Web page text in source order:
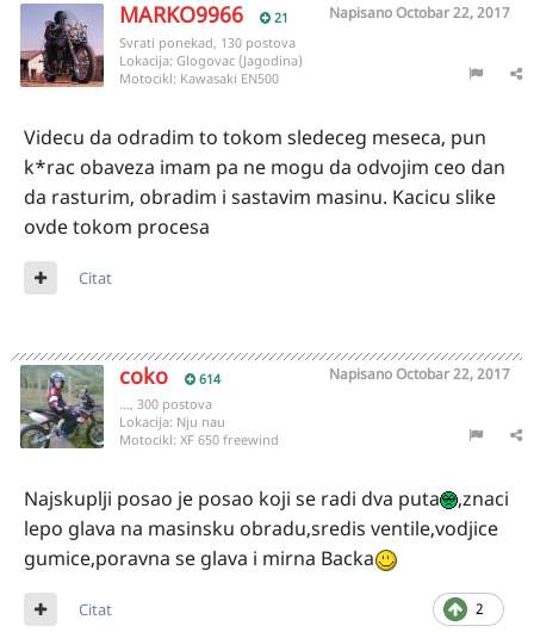
MARKO9966 21 NapisanoOctobar 22, 2017
Svrati ponekad, 130 postova
Lokacija: Glogovac (Jagodina)
Motocikl: Kawasaki EN500
Videcu da odradim to tokom sledeceg meseca, pun
k*rac obaveza imam pa ne mogu da odvojim ceo dan
da rasturim, obradim i sastavim masinu. Kacicu slike
ovde tokom procesa
Citat
coko 614 NapisanoOctobar 22, 2017
..., 300 postova
Lokacija: Nju nau
Motocikl: XF 650 freewind
Najskuplji posao je posao koji se radi dva puta
,znaci
lepo glava na masinsku obradu,sredis ventile,vodjice
gumice,poravna se glava i mirna Backa
2
Citat